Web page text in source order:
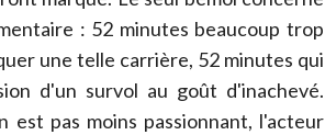
: 52 minutes beaucoup trop
une telle carrière, 52 minutes qui
d'un survol au goût d'inachevé.
est pas moins passionnant, l'acteur